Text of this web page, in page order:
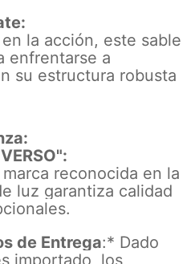
la acción, este sable
enfrentarse a
su estructura robusta
reconocida en la
luz garantiza calidad
de Entrega:* Dado